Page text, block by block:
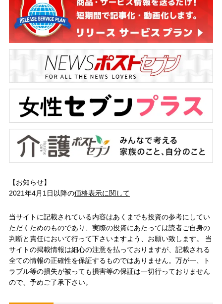
【お知らせ】
2021年4月1日以降の価格表示に関して
当サイトに記載されている内容はあくまでも投資の参考にしてい
ただくためのものであり、実際の投資にあたっては読者ご自身の
判断と責任において行って下さいますよう、お願い致します。 当
サイトの掲載情報は細心の注意を払っておりますが、記載される
全ての情報の正確性を保証するものではありません。万が一、ト
ラブル等の損失が被っても損害等の保証は一切行っておりません
ので、予めご了承下さい。